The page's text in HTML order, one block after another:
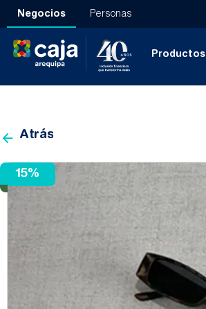
Negocios Personas
Productos
Atrás
15%